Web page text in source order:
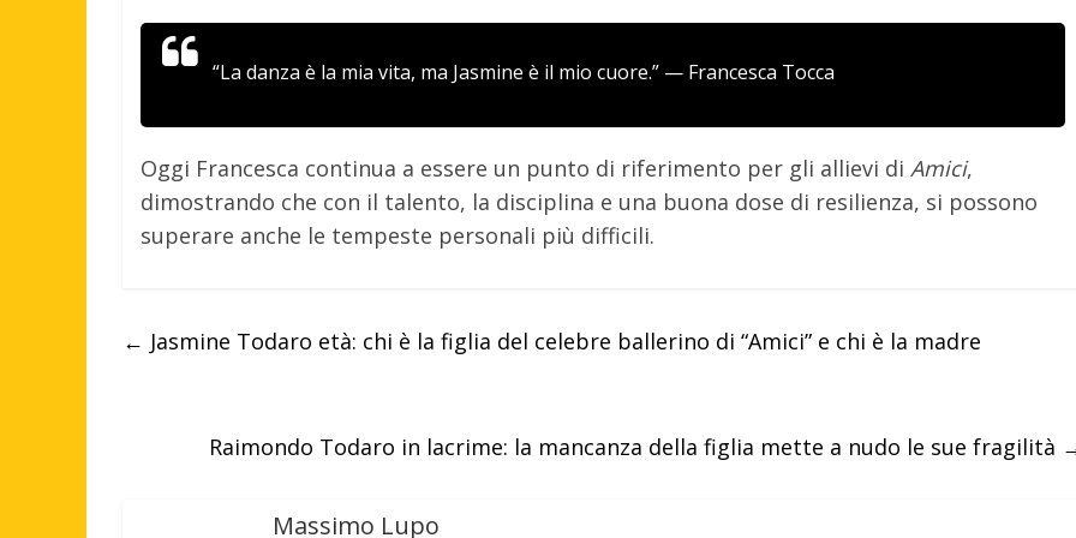
“La danza è la mia vita, ma Jasmine è il mio cuore.” — Francesca Tocca
Oggi Francesca continua a essere un punto di riferimento per gli allievi di Amici,
dimostrando che con il talento, la disciplina e una buona dose di resilienza, si possono
superare anche le tempeste personali più difficili.
← Jasmine Todaro età: chi è la figlia del celebre ballerino di “Amici” e chi è la madre
Raimondo Todaro in lacrime: la mancanza della figlia mette a nudo le sue fragilità
Massimo Lupo